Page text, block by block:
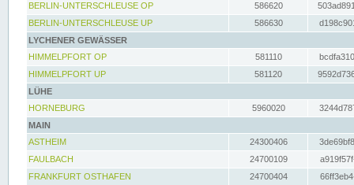
BERLIN-UNTERSCHLEUSE OP
586620
BERLIN-UNTERSCHLEUSE UP
586630
LYCHENER GEWÄSSER
HIMMELPFORT OP
581110
HIMMELPFORT UP
581120
LÜHE
HORNEBURG
5960020
MAIN
ASTHEIM
24300406
FAULBACH
24700109
FRANKFURT OSTHAFEN
24700404